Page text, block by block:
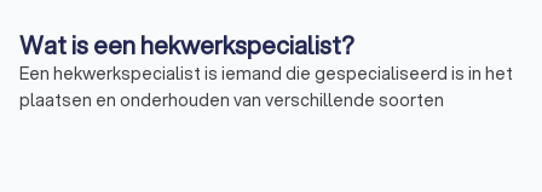
Wat is een hekwerkspecialist?
Een hekwerkspecialist is iemand die gespecialiseerd is in het
plaatsen en onderhouden van verschillende soorten